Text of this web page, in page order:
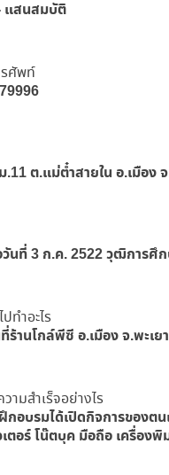
แสนสมบัติ
รศัพท์
.11 ต.แม่ต๋ำสายใน อ.เมือง จ
วันที่ 3 ก.ค. 2522 วุฒิการศึ
ทำอะไร
ร้านโกล์พีซี อ.เมือง จ.พะเย
ามสำเร็จอย่างไร
กอบรมได้เปิดกิจการของต
ตอร์ โน๊ตบุค มือถือ เครื่อง